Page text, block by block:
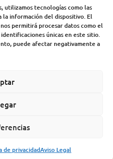
utilizamos tecnologías como las
la información del dispositivo. El
permitirá procesar datos como el
únicas en este sitio.
puede afectar negativamente a
de privacidadAviso Legal
horas
18:00 a 21:00
online de 16:00a
|Política de cookies